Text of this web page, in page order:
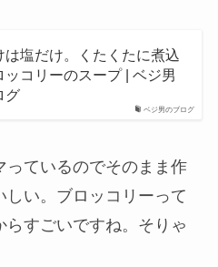
ベジ男のブログ
は塩だけ。くたくたに煮込
ッコリーのスープ | ベジ男
グ
っているのでそのまま作
しい。ブロッコリーって
らすごいですね。そりゃ